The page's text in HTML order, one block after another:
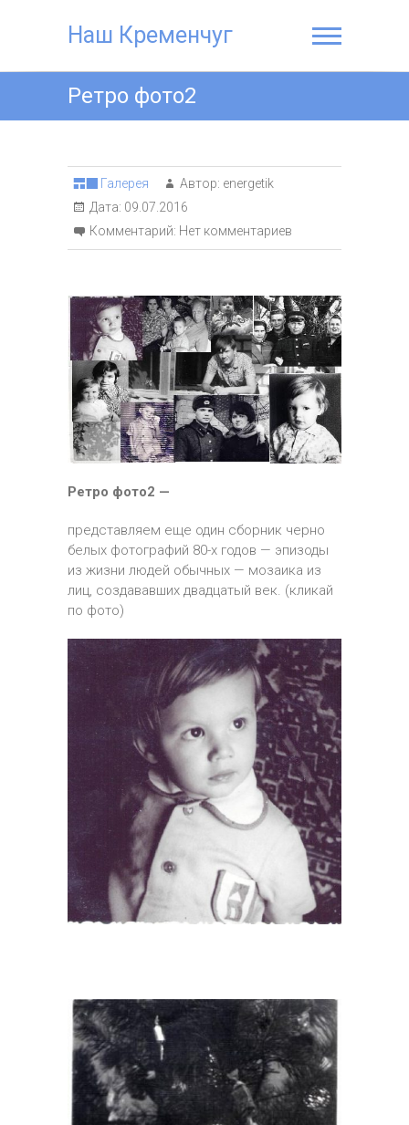
Наш Кременчуг
Ретро фото2
Галерея Автор: energetik
Дата: 09.07.2016
Комментарий: Нет комментариев
Ретро фото2 —
представляем еще один сборник черно
белых фотографий 80-х годов — эпизоды
из жизни людей обычных — мозаика из
лиц, создававших двадцатый век. (кликай
по фото)